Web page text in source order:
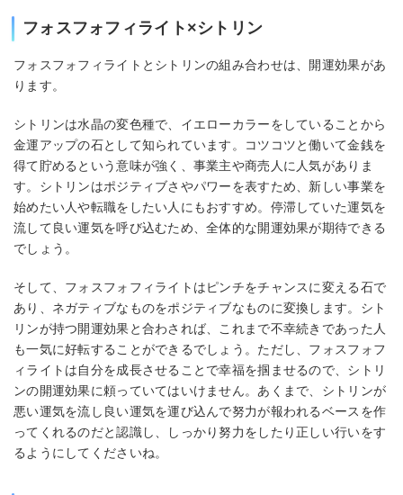
フォスフォフィライト×シトリン
フォスフォフィライトとシトリンの組み合わせは、開運効果があ
ります。
シトリンは水晶の変色種で、イエローカラーをしていることから
金運アップの石として知られています。コツコツと働いて金銭を
得て貯めるという意味が強く、事業主や商売人に人気がありま
す。シトリンはポジティブさやパワーを表すため、新しい事業を
始めたい人や転職をしたい人にもおすすめ。停滞していた運気を
流して良い運気を呼び込むため、全体的な開運効果が期待できる
でしょう。
そして、フォスフォフィライトはピンチをチャンスに変える石で
あり、ネガティブなものをポジティブなものに変換します。シト
リンが持つ開運効果と合わされば、これまで不幸続きであった人
も一気に好転することができるでしょう。ただし、フォスフォフ
ィライトは自分を成長させることで幸福を掴ませるので、シトリ
ンの開運効果に頼っていてはいけません。あくまで、シトリンが
悪い運気を流し良い運気を運び込んで努力が報われるベースを作
ってくれるのだと認識し、しっかり努力をしたり正しい行いをす
るようにしてくださいね。